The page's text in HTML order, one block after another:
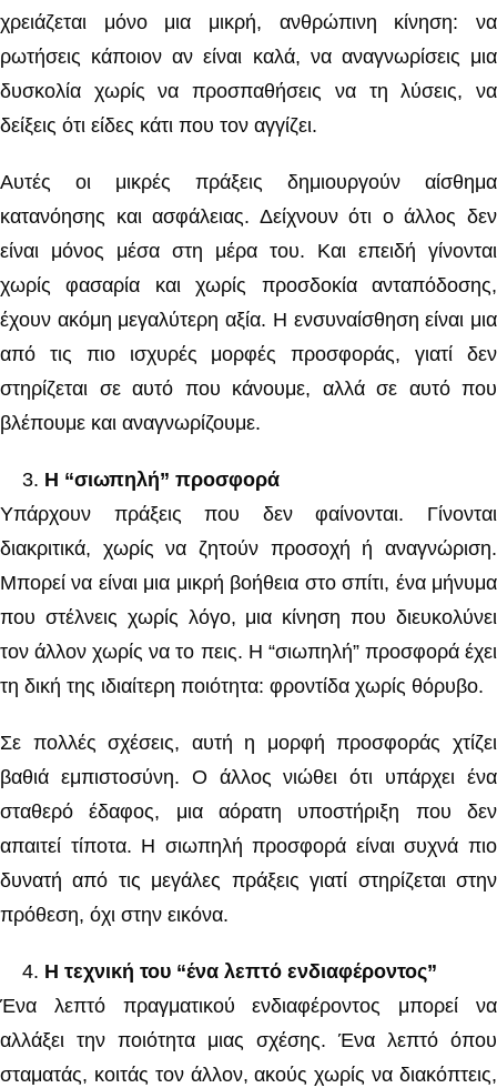
χρειάζεται μόνο μια μικρή, ανθρώπινη κίνηση: να
ρωτήσεις κάποιον αν είναι καλά, να αναγνωρίσεις μια
δυσκολία χωρίς να προσπαθήσεις να τη λύσεις, να
δείξεις ότι είδες κάτι που τον αγγίζει.
Αυτές οι μικρές πράξεις δημιουργούν αίσθημα
κατανόησης και ασφάλειας. Δείχνουν ότι ο άλλος δεν
είναι μόνος μέσα στη μέρα του. Και επειδή γίνονται
χωρίς φασαρία και χωρίς προσδοκία ανταπόδοσης,
έχουν ακόμη μεγαλύτερη αξία. Η ενσυναίσθηση είναι μια
από τις πιο ισχυρές μορφές προσφοράς, γιατί δεν
στηρίζεται σε αυτό που κάνουμε, αλλά σε αυτό που
βλέπουμε και αναγνωρίζουμε.
Η “σιωπηλή” προσφορά
Υπάρχουν πράξεις που δεν φαίνονται. Γίνονται
διακριτικά, χωρίς να ζητούν προσοχή ή αναγνώριση.
Μπορεί να είναι μια μικρή βοήθεια στο σπίτι, ένα μήνυμα
που στέλνεις χωρίς λόγο, μια κίνηση που διευκολύνει
τον άλλον χωρίς να το πεις. Η “σιωπηλή” προσφορά έχει
τη δική της ιδιαίτερη ποιότητα: φροντίδα χωρίς θόρυβο.
Σε πολλές σχέσεις, αυτή η μορφή προσφοράς χτίζει
βαθιά εμπιστοσύνη. Ο άλλος νιώθει ότι υπάρχει ένα
σταθερό έδαφος, μια αόρατη υποστήριξη που δεν
απαιτεί τίποτα. Η σιωπηλή προσφορά είναι συχνά πιο
δυνατή από τις μεγάλες πράξεις γιατί στηρίζεται στην
πρόθεση, όχι στην εικόνα.
Η τεχνική του “ένα λεπτό ενδιαφέροντος”
Ένα λεπτό πραγματικού ενδιαφέροντος μπορεί να
αλλάξει την ποιότητα μιας σχέσης. Ένα λεπτό όπου
σταματάς, κοιτάς τον άλλον, ακούς χωρίς να διακόπτεις,